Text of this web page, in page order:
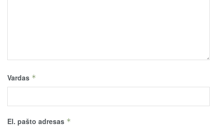
Vardas *
El. pašto adresas *